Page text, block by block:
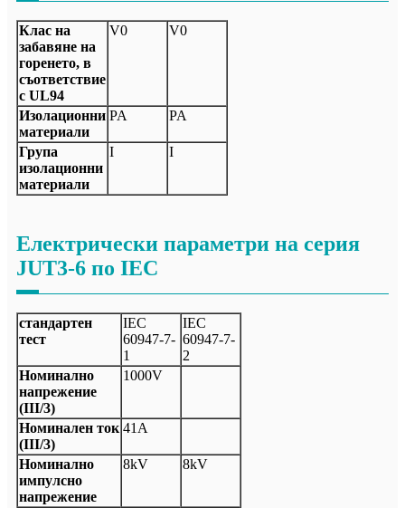
Клас на
забавяне на
горенето, в
съответствие
с UL94
V0 V0
Изолационни
материали
PA PA
Група
изолационни
материали
I I
Електрически параметри на серия
JUT3-6 по IEC
стандартен
тест
IEC
60947-7-
1
IEC
60947-7-
2
Номинално
напрежение
(III/3)
1000V
Номинален ток
(III/3)
41А
Номинално
импулсно
напрежение
8kV 8kV